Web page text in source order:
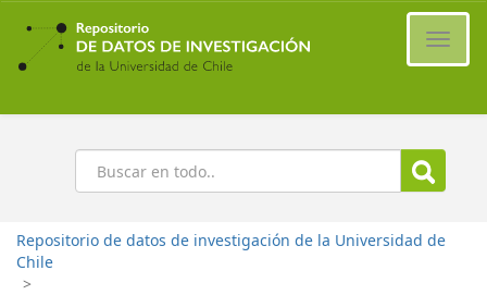
Ir
contenido
principal
Buscar
Repositorio de datos de investigación de la Universidad de
Chile
>